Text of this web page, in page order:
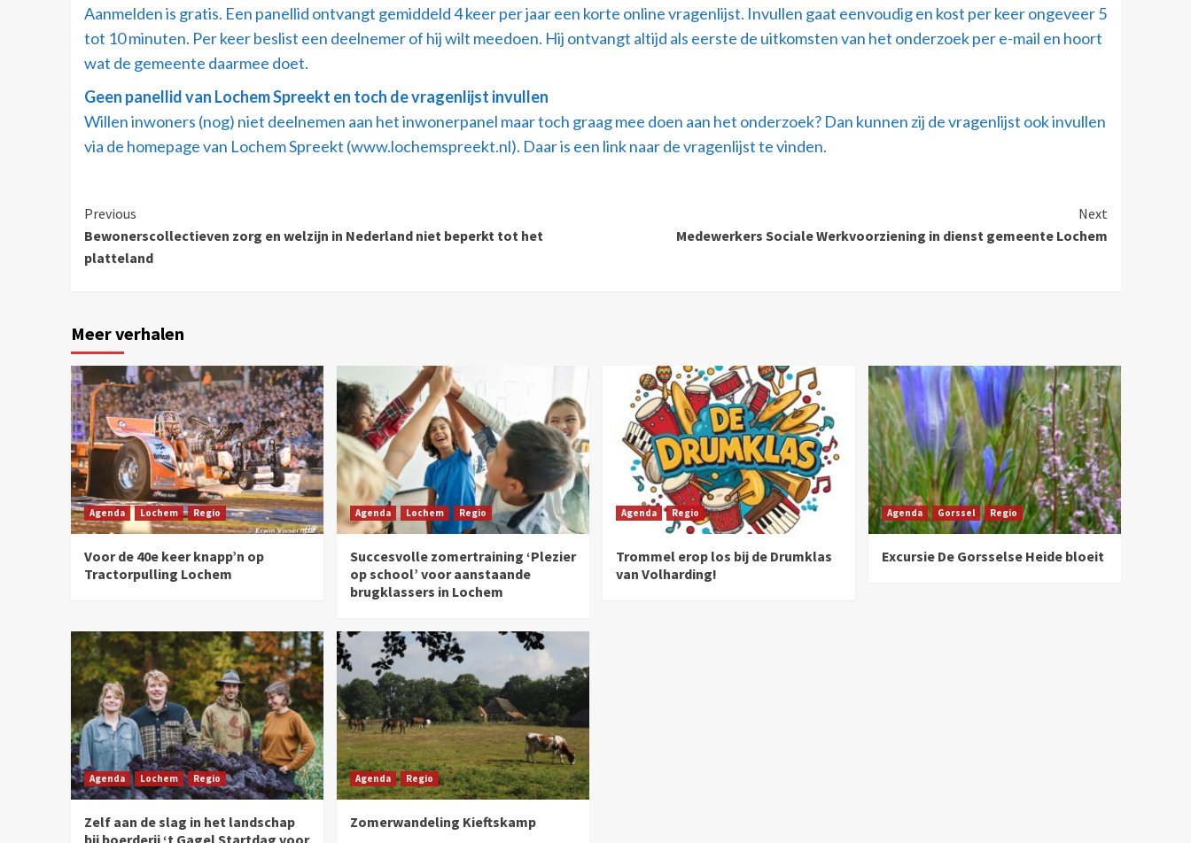
Aanmelden is gratis. Een panellid ontvangt gemiddeld 4 keer per jaar een korte online vragenlijst. Invullen gaat eenvoudig en kost per keer ongeveer 5
tot 10 minuten. Per keer beslist een deelnemer of hij wilt meedoen. Hij ontvangt altijd als eerste de uitkomsten van het onderzoek per e-mail en hoort
wat de gemeente daarmee doet.
Geen panellid van Lochem Spreekt en toch de vragenlijst invullen
Willen inwoners (nog) niet deelnemen aan het inwonerpanel maar toch graag mee doen aan het onderzoek? Dan kunnen zij de vragenlijst ook invullen
via de homepage van Lochem Spreekt (www.lochemspreekt.nl). Daar is een link naar de vragenlijst te vinden.
Previous
Bewonerscollectieven zorg en welzijn in Nederland niet beperkt tot het
platteland
Next
Medewerkers Sociale Werkvoorziening in dienst gemeente Lochem
Meer verhalen
Agenda Lochem Regio
Voor de 40e keer knapp’n op
Tractorpulling Lochem
Agenda Lochem Regio
Succesvolle zomertraining ‘Plezier
op school’ voor aanstaande
brugklassers in Lochem
Agenda Regio
Trommel erop los bij de Drumklas
van Volharding!
Agenda Gorssel Regio
Excursie De Gorsselse Heide bloeit
Agenda Lochem Regio
Zelf aan de slag in het landschap
Agenda Regio
Zomerwandeling Kieftskamp